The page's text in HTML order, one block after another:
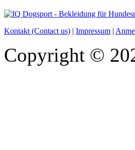
Kontakt (Contact us) | Impressum |
Copyright ©